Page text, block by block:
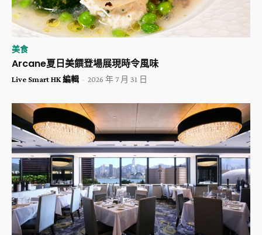
美食
Arcane夏日美饌登場展現時令風味
Live Smart HK 編輯 - 2026 年 7 月 31 日